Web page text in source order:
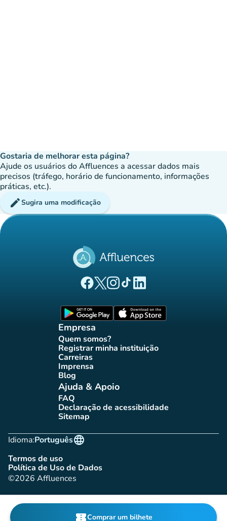
Gostaria de melhorar esta página?
Ajude os usuários do Affluences a acessar dados mais
precisos (tráfego, horário de funcionamento, informações
práticas, etc.).
editSugira uma modificação
confirmation_numberComprar um bilhete
(novo separador)
(novo separador)
(novo separador)
(novo separador)
(novo separador)
Empresa
Quem somos?(novo separador)
Registrar minha instituição
(novo separador)
Carreiras(novo separador)
Imprensa(novo separador)
Blog(novo separador)
Ajuda & Apoio
FAQ(novo separador)
Declaração de acessibilidade
(novo separador)
Sitemap(novo separador)
Idioma:
language
Português
Termos de uso(novo separador)
Política de Uso de Dados
(novo separador)
©2026 Affluences